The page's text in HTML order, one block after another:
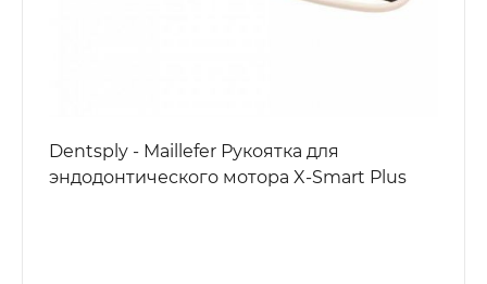
Dentsply - Maillefer Рукоятка для
эндодонтического мотора X-Smart Plus